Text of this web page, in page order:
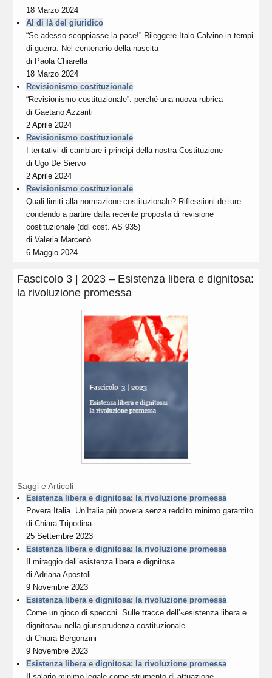
18 Marzo 2024
Al di là del giuridico
“Se adesso scoppiasse la pace!” Rileggere Italo Calvino in tempi
di guerra. Nel centenario della nascita
di Paola Chiarella
18 Marzo 2024
Revisionismo costituzionale
“Revisionismo costituzionale”: perché una nuova rubrica
diGaetano Azzariti
2 Aprile 2024
Revisionismo costituzionale
I tentativi di cambiare i principi della nostra Costituzione
di Ugo De Siervo
2 Aprile 2024
Revisionismo costituzionale
Quali limiti alla normazione costituzionale? Riflessioni de iure
condendo a partire dalla recente proposta di revisione
costituzionale (ddl cost. AS 935)
diValeria Marcenò
6 Maggio 2024
Fascicolo 3 | 2023 – Esistenza libera e dignitosa:
la rivoluzione promessa
Saggi e Articoli
Esistenza libera e dignitosa: la rivoluzione promessa
Povera Italia. Un’Italia più povera senza reddito minimo garantito
diChiara Tripodina
25 Settembre 2023
Esistenza libera e dignitosa: la rivoluzione promessa
Il miraggio dell’esistenza libera e dignitosa
diAdriana Apostoli
9 Novembre 2023
Esistenza libera e dignitosa: la rivoluzione promessa
Come un gioco di specchi. Sulle tracce dell’«esistenza libera e
dignitosa» nella giurisprudenza costituzionale
diChiara Bergonzini
9 Novembre 2023
Esistenza libera e dignitosa: la rivoluzione promessa